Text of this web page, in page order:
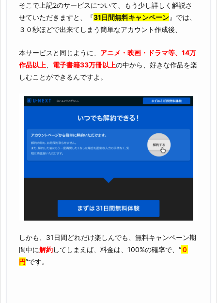
そこで上記2のサービスについて、もう少し詳しく解説さ
せていただきますと、『31日間無料キャンペーン』では、
３０秒ほどで出来てしまう簡単なアカウント作成後、
本サービスと同じように、 アニメ・映画・ドラマ等、14万
作品以上
電子書籍33万冊以上の中から、好きな作品を楽
しむことができるんですよ。
しかも、31日間どれだけ楽しんでも、無料キャンペーン期
間中に解約してしまえば、料金は、100%の確率で、“０
円”です。